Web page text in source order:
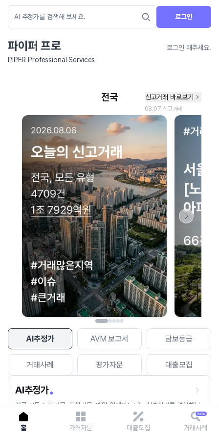
로그인
파이퍼 프로
로그인 해주세요.
PIPER Professional Services
AI추정가 AVM 보고서 담보등급
거래사례 평가자문 대출모집
AI추정가
전국 모든 토지건물, 집합건물, 매월 업데이트되는 AI추정가를 경험해보
세요.
네이버 지도 연결 안내
현재 네이버 지도 연결이 원활하지 않아 지도를 불러올 수 없습니다.
이용에 불편을 드려 죄송합니다.
다시 시도
홈 가격자문 대출모집 거래사례